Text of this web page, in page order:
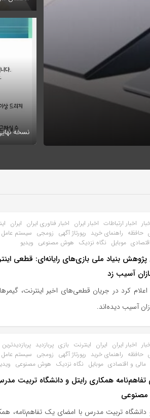
اخبار ارتباطات اخبار ایران اخبار فناوری ایران ایران
حافظه راهنمای خرید رپورتاژ آگهی زومجی سیستم عامل
موبایل نگاه نزدیک هوش مصنوعی ویدیو
بنیاد ملی بازی‌های رایانه‌ای: قطعی
آسیب زد
کرد در جریان قطعی‌های اخیر اینترنت، گیمرها
آسیب دیده‌اند.
اخبار ایران ایران اینترنت بازی پربازدید
حافظه راهنمای خرید رپورتاژ آگهی زومجی سیستم عامل
مالی و اقتصادی موبایل نگاه نزدیک هوش مصنوعی
همکاری رایتل و دانشگاه تربیت
دانشگاه تربیت مدرس با امضای یک تفاهم‌نامه،